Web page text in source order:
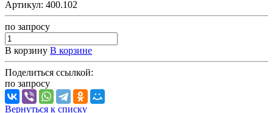
Артикул: 400.102
по запросу
В корзину В корзине
Поделиться ссылкой:
по запросу
Вернуться к списку